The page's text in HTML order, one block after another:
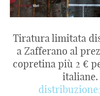
Tiratura limitata
a Zafferano al
copretina più 2 €
italiane.